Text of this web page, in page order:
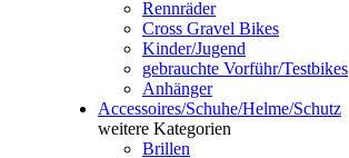
Rennräder
Cross Gravel Bikes
Kinder/Jugend
gebrauchte Vorführ/Testbikes
Anhänger
Accessoires/Schuhe/Helme/Schutz
weitere Kategorien
Brillen